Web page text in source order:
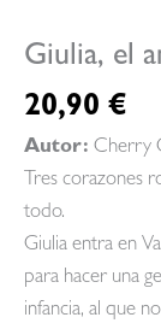
Giulia, el
20,90 €
Autor: Cherry
Tres corazones
todo.
Giulia entra en
para hacer una
infancia, al que